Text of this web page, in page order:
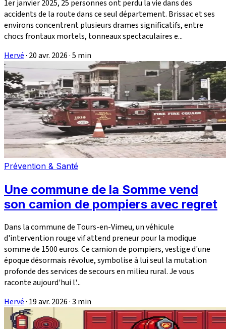
1er janvier 2025, 25 personnes ont perdu la vie dans des
accidents de la route dans ce seul département. Brissac et ses
environs concentrent plusieurs drames significatifs, entre
chocs frontaux mortels, tonneaux spectaculaires e...
Hervé· 20 avr. 2026·5 min
Prévention & Santé
Une commune de la Somme vend
son camion de pompiers avec regret
Dans la commune de Tours-en-Vimeu, un véhicule
d'intervention rouge vif attend preneur pour la modique
somme de 1500 euros. Ce camion de pompiers, vestige d'une
époque désormais révolue, symbolise à lui seul la mutation
profonde des services de secours en milieu rural. Je vous
raconte aujourd'hui l'...
Hervé· 19 avr. 2026·3 min